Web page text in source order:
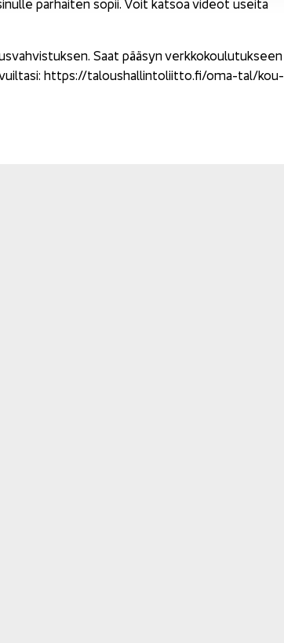
Saat pää­syn verk­ko­kou­lu­tuk­seen
https://ta­lous­hal­lin­to­liit­to.fi/oma-​tal/kou­